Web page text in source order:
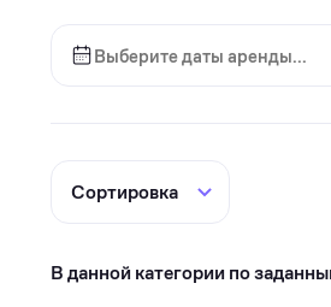
Инструменты
Спорт
Для дома и дачи
В данной категории по